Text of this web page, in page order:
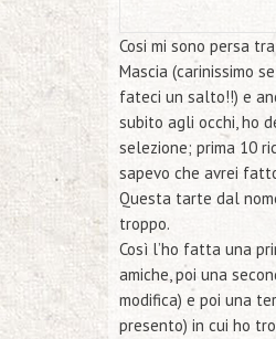
Cosi mi sono persa
Mascia (carinissimo
fateci un salto!!) e
subito agli occhi, ho
selezione; prima 10
sapevo che avrei
Questa tarte dal
troppo.
Così l’ho fatta una
amiche, poi una
modifica) e poi una
presento) in cui ho